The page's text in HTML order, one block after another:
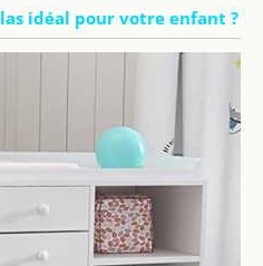
idéal pour votre enfant ?